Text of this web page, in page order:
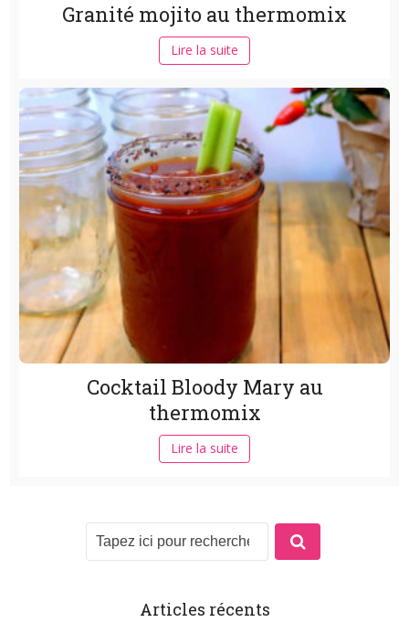
Granité mojito au thermomix
Lire la suite
Cocktail Bloody Mary au
thermomix
Lire la suite
Articles récents